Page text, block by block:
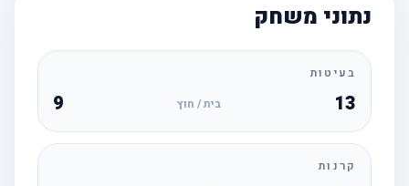
נתוני משחק
בעיטות
13 בית / חוץ
קרנות